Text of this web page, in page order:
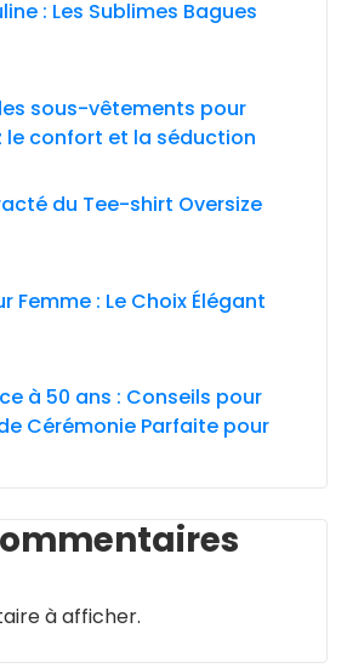
: Les Sublimes Bagues
sous-vêtements pour
le confort et la séduction
du Tee-shirt Oversize
Femme : Le Choix Élégant
à 50 ans : Conseils pour
Cérémonie Parfaite pour
à afficher.